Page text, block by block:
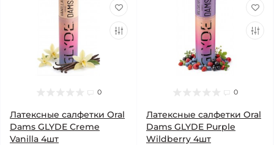
0
Латексные салфетки Oral
Dams GLYDE Creme
Vanilla 4шт
0
Латексные салфетки Oral
Dams GLYDE Purple
Wildberry 4шт